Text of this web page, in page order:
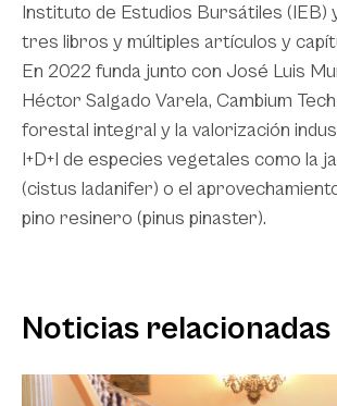
Instituto de Estudios Bursátiles (IEB)
tres libros y múltiples artículos y
En 2022 funda junto con José Luis
Héctor Salgado Varela, Cambium
forestal integral y la valorización
I+D+I de especies vegetales como la
(cistus ladanifer) o el
pino resinero (pinus pinaster).
Noticias relacionadas